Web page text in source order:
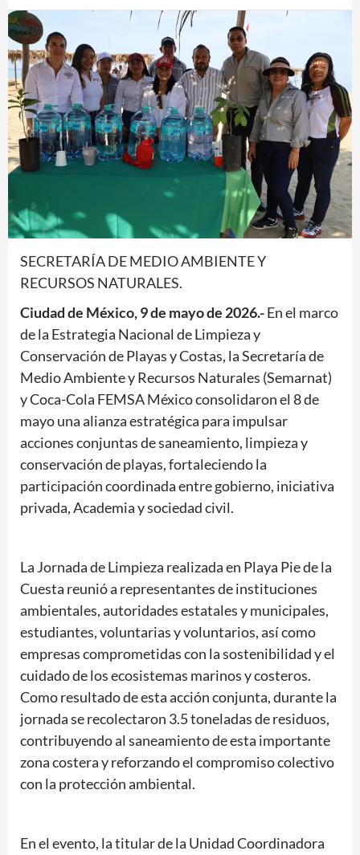
SECRETARÍA DE MEDIO AMBIENTE Y
RECURSOS NATURALES.
Ciudad de México, 9 de mayo de 2026.-En el marco
de la Estrategia Nacional de Limpieza y
Conservación de Playas y Costas, la Secretaría de
Medio Ambiente y Recursos Naturales (Semarnat)
y Coca-Cola FEMSA México consolidaron el 8 de
mayo una alianza estratégica para impulsar
acciones conjuntas de saneamiento, limpieza y
conservación de playas, fortaleciendo la
participación coordinada entre gobierno, iniciativa
privada, Academia y sociedad civil.
La Jornada de Limpieza realizada en Playa Pie de la
Cuesta reunió a representantes de instituciones
ambientales, autoridades estatales y municipales,
estudiantes, voluntarias y voluntarios, así como
empresas comprometidas con la sostenibilidad y el
cuidado de los ecosistemas marinos y costeros.
Como resultado de esta acción conjunta, durante la
jornada se recolectaron 3.5 toneladas de residuos,
contribuyendo al saneamiento de esta importante
zona costera y reforzando el compromiso colectivo
con la protección ambiental.
En el evento, la titular de la Unidad Coordinadora